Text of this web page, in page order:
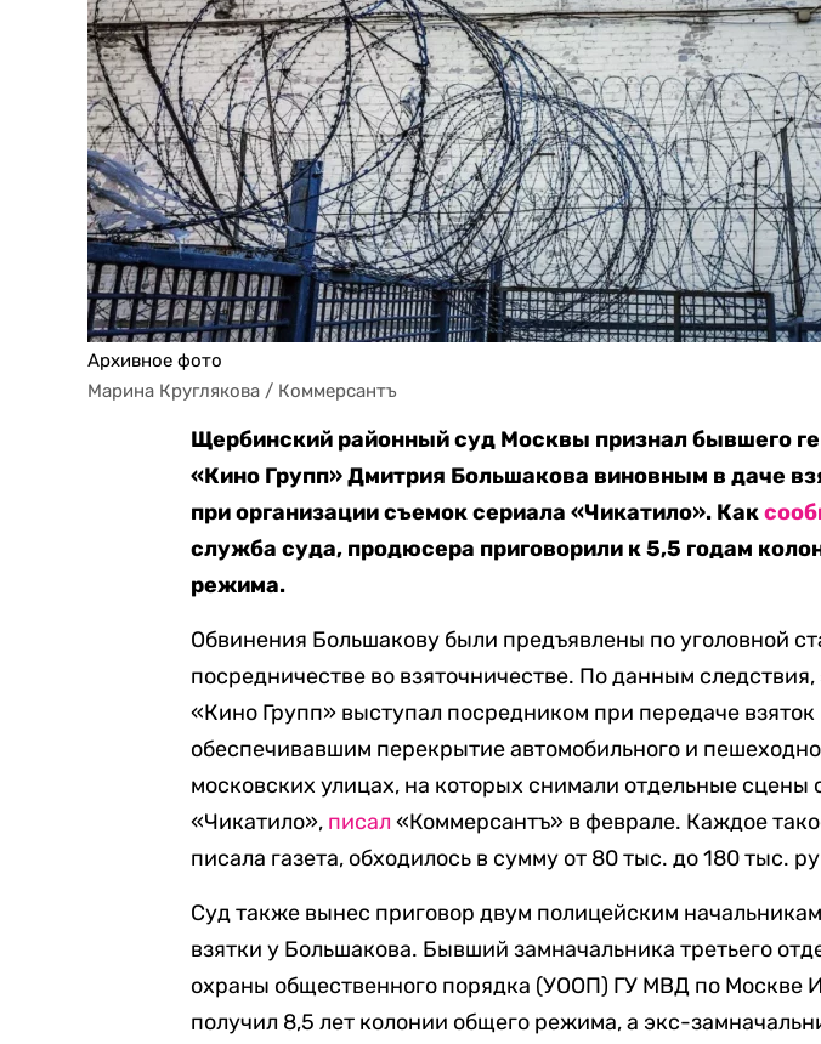
Архивное фото
Марина Круглякова / Коммерсантъ
Щербинский районный суд Москвы признал бывшего
«Кино Групп» Дмитрия Большакова виновным в даче
при организации съемок сериала «Чикатило». Как
служба суда, продюсера приговорили к 5,5 годам
режима.
Обвинения Большакову были предъявлены по уголовной
посредничестве во взяточничестве. По данным
«Кино Групп» выступал посредником при передаче
обеспечивавшим перекрытие автомобильного и
московских улицах, на которых снимали отдельные сцены
«Чикатило», писал «Коммерсантъ» в феврале. Каждое
писала газета, обходилось в сумму от 80 тыс. до 180 тыс.
Суд также вынес приговор двум полицейским
взятки у Большакова. Бывший замначальника третьего
охраны общественного порядка (УООП) ГУ МВД по Москве
получил 8,5 лет колонии общего режима, а экс-